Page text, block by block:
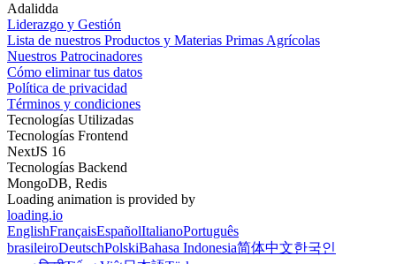
Adalidda
Liderazgo y Gestión
Lista de nuestros Productos y Materias Primas Agrícolas
Nuestros Patrocinadores
Cómo eliminar tus datos
Política de privacidad
Términos y condiciones
Tecnologías Utilizadas
Tecnologías Frontend
NextJS 16
Tecnologías Backend
MongoDB, Redis
Loading animation is provided by
loading.io
EnglishFrançaisEspañolItalianoPortuguês
brasileiroDeutschPolskiBahasa Indonesia简体中文한국인